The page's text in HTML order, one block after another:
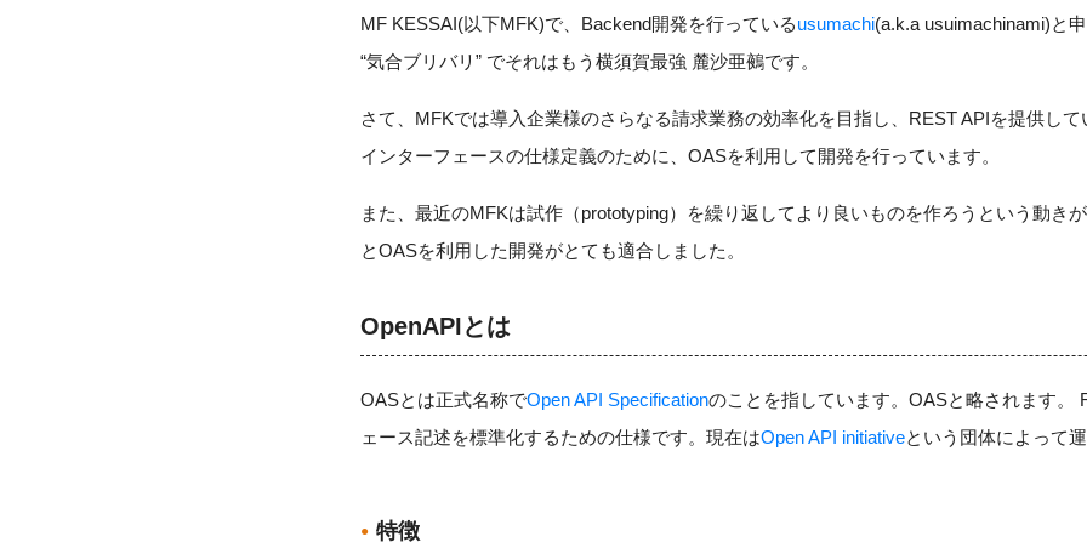
MF KESSAI(以下MFK)で、Backend開発を行っているusumachi(a.k.a usuimachinami)と
“気合ブリバリ” でそれはもう横須賀最強 麓沙亜鵺です。
さて、MFKでは導入企業様のさらなる請求業務の効率化を目指し、REST APIを提供し
インターフェースの仕様定義のために、OASを利用して開発を行っています。
また、最近のMFKは試作（prototyping）を繰り返してより良いものを作ろうという動き
とOASを利用した開発がとても適合しました。
OpenAPIとは
OASとは正式名称でOpen API Specificationのことを指しています。OASと略されます。
ェース記述を標準化するための仕様です。現在はOpen API initiativeという団体によって
特徴